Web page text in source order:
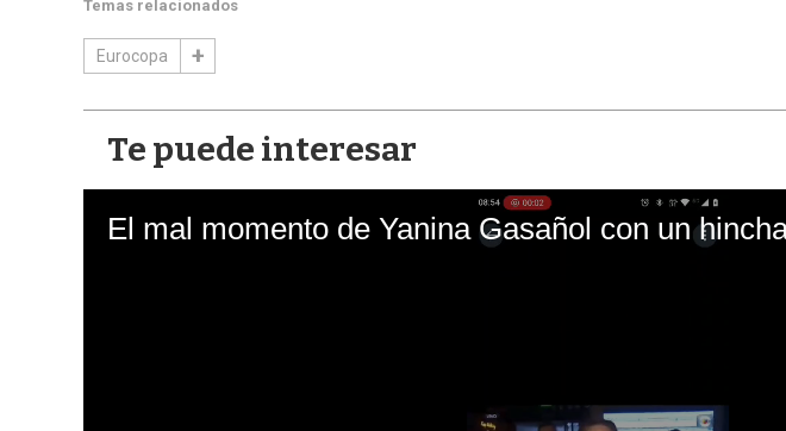
Temas relacionados
Eurocopa
Te puede interesar